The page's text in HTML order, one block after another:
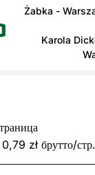
Żabka -
Karola
zł брутто/стр.